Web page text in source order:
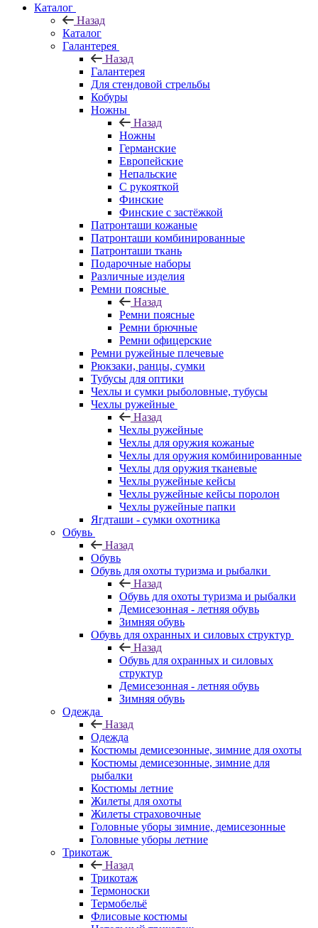
Каталог
Назад
Каталог
Галантерея
Назад
Галантерея
Для стендовой стрельбы
Кобуры
Ножны
Назад
Ножны
Германские
Европейские
Непальские
С рукояткой
Финские
Финские с застёжкой
Патронташи кожаные
Патронташи комбинированные
Патронташи ткань
Подарочные наборы
Различные изделия
Ремни поясные
Назад
Ремни поясные
Ремни брючные
Ремни офицерские
Ремни ружейные плечевые
Рюкзаки, ранцы, сумки
Тубусы для оптики
Чехлы и сумки рыболовные, тубусы
Чехлы ружейные
Назад
Чехлы ружейные
Чехлы для оружия кожаные
Чехлы для оружия комбинированные
Чехлы для оружия тканевые
Чехлы ружейные кейсы
Чехлы ружейные кейсы поролон
Чехлы ружейные папки
Ягдташи - сумки охотника
Обувь
Назад
Обувь
Обувь для охоты туризма и рыбалки
Назад
Обувь для охоты туризма и рыбалки
Демисезонная - летняя обувь
Зимняя обувь
Обувь для охранных и силовых структур
Назад
Обувь для охранных и силовых
структур
Демисезонная - летняя обувь
Зимняя обувь
Одежда
Назад
Одежда
Костюмы демисезонные, зимние для охоты
Костюмы демисезонные, зимние для
рыбалки
Костюмы летние
Жилеты для охоты
Жилеты страховочные
Головные уборы зимние, демисезонные
Головные уборы летние
Трикотаж
Назад
Трикотаж
Термоноски
Термобельё
Флисовые костюмы